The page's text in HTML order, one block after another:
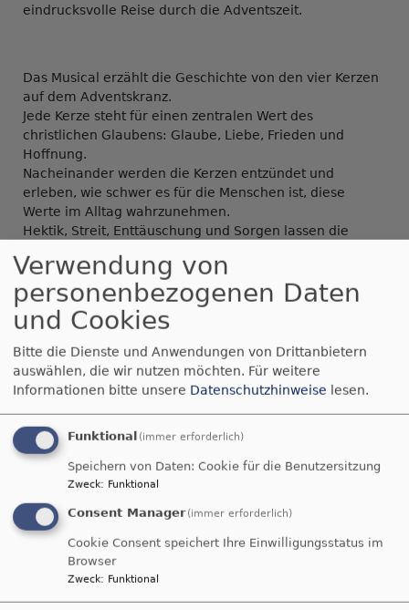
eindrucksvolle Reise durch die Adventszeit.
Das Musical erzählt die Geschichte von den vier Kerzen
auf dem Adventskranz.
Jede Kerze steht für einen zentralen Wert des
christlichen Glaubens: Glaube, Liebe, Frieden und
Hoffnung.
Nacheinander werden die Kerzen entzündet und
erleben, wie schwer es für die Menschen ist, diese
Werte im Alltag wahrzunehmen.
Hektik, Streit, Enttäuschung und Sorgen lassen die
Doch mit der vierten
Kerze –
der Kerze der
wendet sich alles:
Sie weist den Weg zur
Krippe, zu Jesus
Christus, dem Licht
der Welt.
Von dort aus
beginnen auch die
wieder zu leuchten –
und mit ihnen die
Herzen der Menschen.
Mit viel Spielfreude, ausdrucksstarken Liedern und
liebevollen Spielszenen brachten die Kinder diese
Verwendung von
personenbezogenen Daten
und Cookies
Bitte die Dienste und Anwendungen von Drittanbietern
auswählen, die wir nutzen möchten. Für weitere
Informationen bitte unsere Datenschutzhinweise lesen.
Funktional (immer erforderlich)
Speichern von Daten: Cookie für die Benutzersitzung
Zweck: Funktional
Consent Manager (immer erforderlich)
Cookie Consent speichert Ihre Einwilligungsstatus im
Browser
Zweck: Funktional